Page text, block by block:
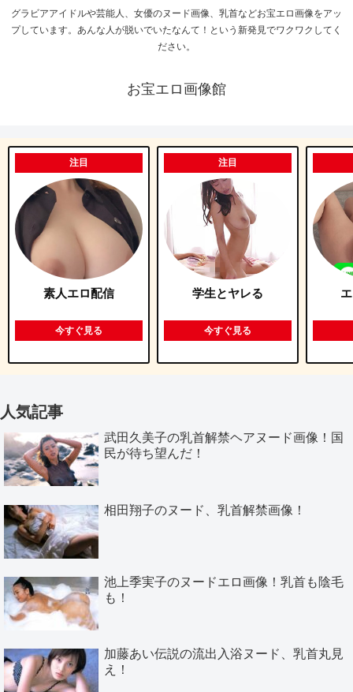
グラビアアイドルや芸能人、女優のヌード画像、乳首などお宝エロ画像をアッ
プしています。あんな人が脱いでいたなんて！という新発見でワクワクしてく
ださい。
お宝エロ画像館
注目
素人エロ配信
今すぐ見る
注目
学生とヤレる
今すぐ見る
人気記事
武田久美子の乳首解禁ヘアヌード画像！国
民が待ち望んだ！
相田翔子のヌード、乳首解禁画像！
池上季実子のヌードエロ画像！乳首も陰毛
も！
加藤あい伝説の流出入浴ヌード、乳首丸見
え！